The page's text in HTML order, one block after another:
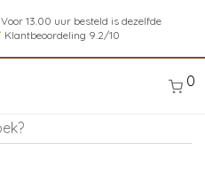
Voor 13.00 uur besteld is dezelfde
Klantbeoordeling 9.2/10
0